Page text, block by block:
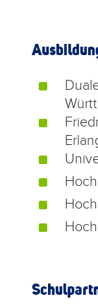
^
^
^
^
^
^